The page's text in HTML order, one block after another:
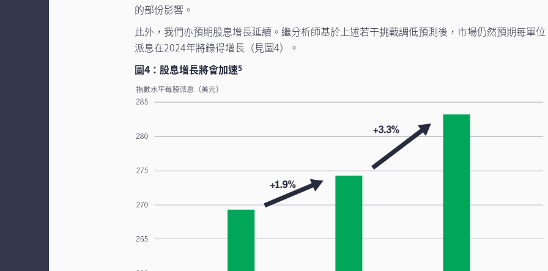
的部份影響。
此外，我們亦預期股息增長延續。繼分析師基於上述若干挑戰調低預測後，市場仍然預期每單位
派息在2024年將錄得增長（見圖4）。
圖4：股息增長將會加速5